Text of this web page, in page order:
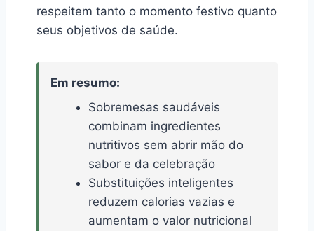
respeitem tanto o momento festivo quanto
seus objetivos de saúde.
Em resumo:
Sobremesas saudáveis
combinam ingredientes
nutritivos sem abrir mão do
sabor e da celebração
Substituições inteligentes
reduzem calorias vazias e
aumentam o valor nutricional